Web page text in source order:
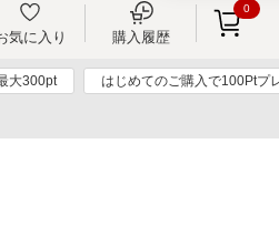
気に入り 購入履歴
0
大300pt はじめてのご購入で100Ptプ